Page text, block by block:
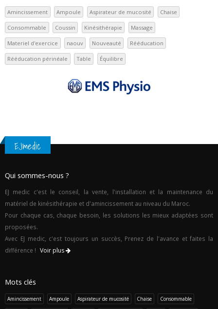
Amincissement Ampoule Aspirateur de mucosité Chaise
Consommable Coussin Kinésithérapie Massage
Materiel d'exercice naouv Nouveauté Rééducation
Rééducation périnéale Table Équilibre
EJmedic
Qui sommes-nous ?
EJ medic c'est le conseil, la vente, l'installation et la maintenance du
matériel de kinésithérapie et d'amincissement au niveau du Maroc.
Pour chaque cas, chaque besoin, les solutions les mieux adaptées sont
proposées.
Avec EJ medic, c'est toujours un succès, Prenez de l'avance et faites la
différence ! Voir plus
Mots clés
Amincissement Ampoule Aspirateur de mucosité Chaise Consommable